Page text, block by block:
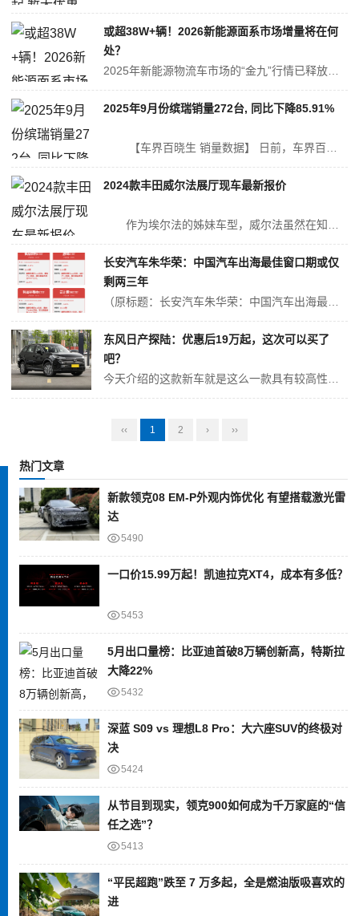
或超38W+辆！2026新能源面系市场增量将在何
处？
2025年9月份缤瑞销量272台, 同比下降85.91%
2024款丰田威尔法展厅现车最新报价
长安汽车朱华荣：中国汽车出海最佳窗口期或仅
剩两三年
东风日产探陆：优惠后19万起，这次可以买了
吧？
‹‹ 1 2 › ››
热门文章
新款领克08 EM-P外观内饰优化 有望搭载激光雷
达
5490
一口价15.99万起！凯迪拉克XT4，成本有多低？
5453
5月出口量榜：比亚迪首破8万辆创新高，特斯拉
大降22%
5432
深蓝 S09 vs 理想L8 Pro：大六座SUV的终极对
决
5424
从节目到现实，领克900如何成为千万家庭的“信
任之选”？
5413
“平民超跑”跌至 7 万多起，全是燃油版吸喜欢的
进